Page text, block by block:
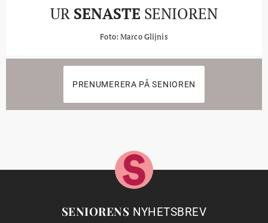
UR SENASTE SENIOREN
Foto: Marco Glijnis
PRENUMERERA PÅ SENIOREN
SENIORENS NYHETSBREV